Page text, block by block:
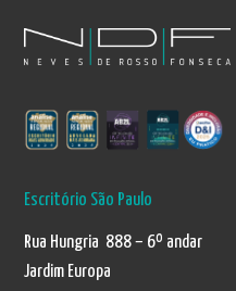
Escritório São Paulo
Rua Hungria 888 – 6º andar
Jardim Europa